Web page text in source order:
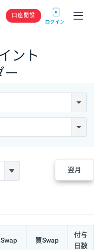
GMOクリック
口座開設
ント
ー
翌月
買Swap
付与
日数